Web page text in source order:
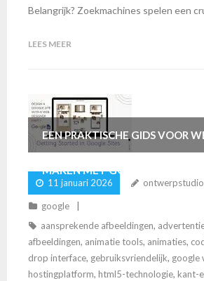
Belangrijk? Zoekmachines spelen een
LEES MEER
EEN PRAKTISCHE GIDS VOOR
MAKEN MET GOOGLE
11 januari 2026
google
aansprekende afbeeldingen,
afbeeldingen, animatie tools, animaties,
drop interface, gebruiksvriendelijk, google
hostingplatform, html5-technologie, kant-